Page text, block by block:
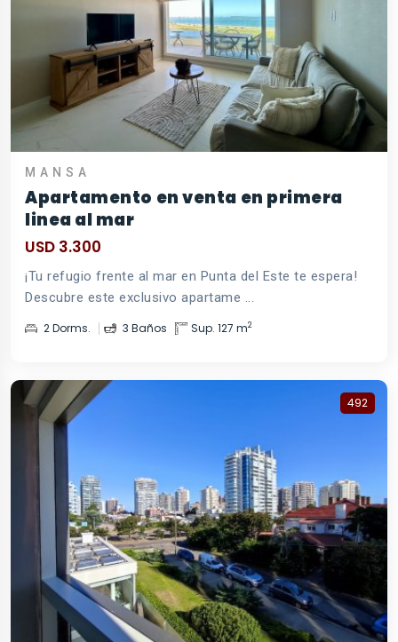
MANSA
Apartamento en venta en primera
linea al mar
USD 3.300
¡Tu refugio frente al mar en Punta del Este te espera!
Descubre este exclusivo apartame ...
2 Dorms. 3 Baños Sup. 127 m2
492